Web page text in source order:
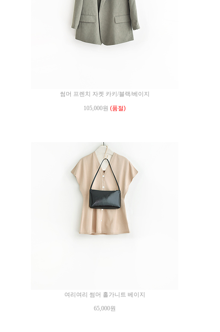
썸머 프렌치 자켓 카키/블랙/베이지
105,000원 (품절)
여리여리 썸머 홀가니트 베이지
65,000원